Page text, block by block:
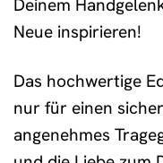
Deinem
Neue inspirieren!
Das hochwertige
nur für einen
angenehmes